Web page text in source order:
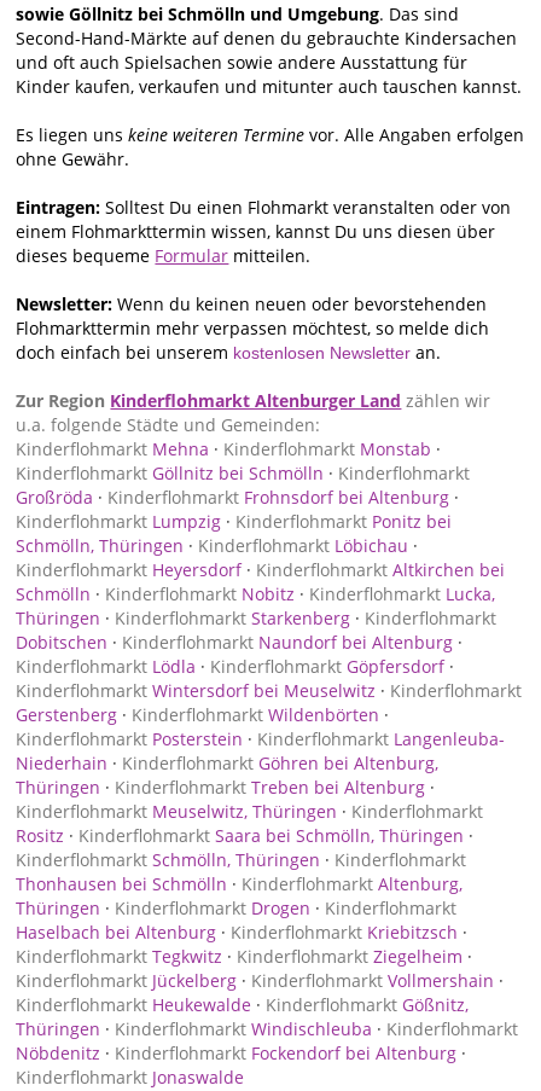
sowie Göllnitz bei Schmölln und Umgebung. Das sind
Second-Hand-Märkte auf denen du gebrauchte Kindersachen
und oft auch Spielsachen sowie andere Ausstattung für
Kinder kaufen, verkaufen und mitunter auch tauschen kannst.
Es liegen unskeine weiteren Termine vor. Alle Angaben erfolgen
ohne Gewähr.
Eintragen:Solltest Du einen Flohmarkt veranstalten oder von
einem Flohmarkttermin wissen, kannst Du uns diesen über
dieses bequeme Formular mitteilen.
Newsletter: Wenn du keinen neuen oder bevorstehenden
Flohmarkttermin mehr verpassen möchtest, so melde dich
doch einfach bei unserem kostenlosen Newsletter an.
Zur Region Kinderflohmarkt Altenburger Land zählen wir
u.a. folgende Städte und Gemeinden:
Kinderflohmarkt Mehna · Kinderflohmarkt Monstab ·
Kinderflohmarkt Göllnitz bei Schmölln · Kinderflohmarkt
Großröda · Kinderflohmarkt Frohnsdorf bei Altenburg ·
Kinderflohmarkt Lumpzig · Kinderflohmarkt Ponitz bei
Schmölln, Thüringen · Kinderflohmarkt Löbichau ·
Kinderflohmarkt Heyersdorf· Kinderflohmarkt Altkirchen bei
Schmölln · Kinderflohmarkt Nobitz · Kinderflohmarkt Lucka,
Thüringen · Kinderflohmarkt Starkenberg · Kinderflohmarkt
Dobitschen · Kinderflohmarkt Naundorf bei Altenburg ·
Kinderflohmarkt Lödla · Kinderflohmarkt Göpfersdorf·
Kinderflohmarkt Wintersdorf bei Meuselwitz · Kinderflohmarkt
Gerstenberg · Kinderflohmarkt Wildenbörten ·
Kinderflohmarkt Posterstein · Kinderflohmarkt Langenleuba-
Niederhain · Kinderflohmarkt Göhren bei Altenburg,
Thüringen · Kinderflohmarkt Treben bei Altenburg ·
Kinderflohmarkt Meuselwitz, Thüringen · Kinderflohmarkt
Rositz · Kinderflohmarkt Saara bei Schmölln, Thüringen ·
Kinderflohmarkt Schmölln, Thüringen · Kinderflohmarkt
Thonhausen bei Schmölln · Kinderflohmarkt Altenburg,
Thüringen · Kinderflohmarkt Drogen · Kinderflohmarkt
Haselbach bei Altenburg · Kinderflohmarkt Kriebitzsch ·
Kinderflohmarkt Tegkwitz · Kinderflohmarkt Ziegelheim ·
Kinderflohmarkt Jückelberg · Kinderflohmarkt Vollmershain ·
Kinderflohmarkt Heukewalde · Kinderflohmarkt Gößnitz,
Thüringen · Kinderflohmarkt Windischleuba · Kinderflohmarkt
Nöbdenitz · Kinderflohmarkt Fockendorf bei Altenburg ·
Kinderflohmarkt Jonaswalde